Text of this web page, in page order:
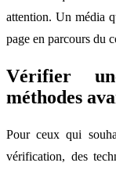
attention. Un média
page en parcours du
Vérifier
méthodes
Pour ceux qui
vérification, des